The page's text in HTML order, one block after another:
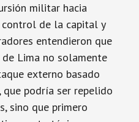
militar hacia
de la capital y
entendieron que
Lima no solamente
externo basado
que podría ser repelido
sino que primero